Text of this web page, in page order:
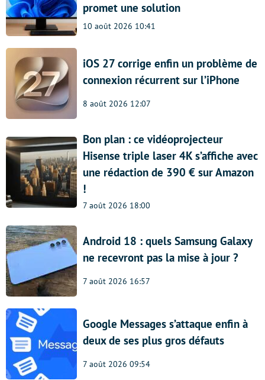
promet une solution
10 août 2026 10:41
iOS 27 corrige enfin un problème de
connexion récurrent sur l’iPhone
8 août 2026 12:07
Bon plan : ce vidéoprojecteur
Hisense triple laser 4K s’affiche avec
une rédaction de 390 € sur Amazon
!
7 août 2026 18:00
Android 18 : quels Samsung Galaxy
ne recevront pas la mise à jour ?
7 août 2026 16:57
Google Messages s’attaque enfin à
deux de ses plus gros défauts
7 août 2026 09:54